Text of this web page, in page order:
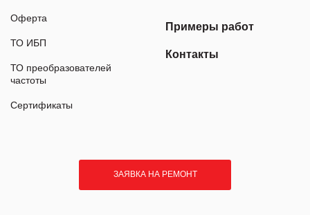
Оферта
ТО ИБП
ТО преобразователей
частоты
Сертификаты
Примеры работ
Контакты
ЗАЯВКА НА РЕМОНТ